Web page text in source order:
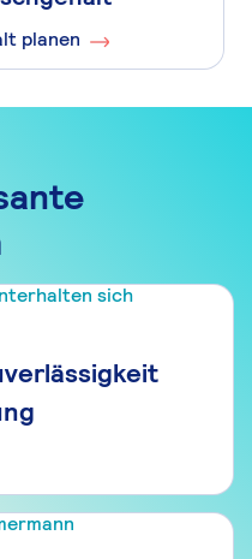
planen